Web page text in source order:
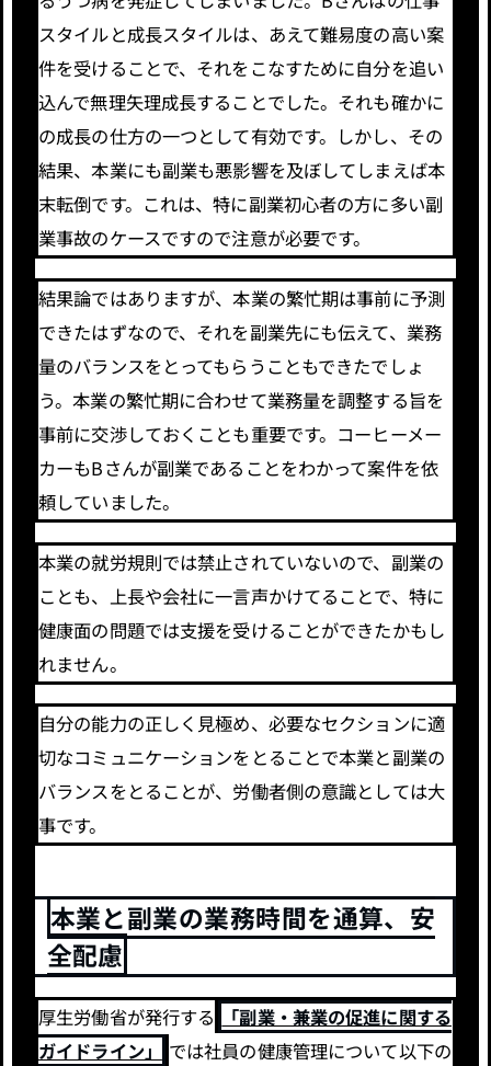
スタイルと成長スタイルは、あえて難易度の高い案
件を受けることで、それをこなすために自分を追い
込んで無理矢理成長することでした。それも確かに
の成長の仕方の一つとして有効です。しかし、その
結果、本業にも副業も悪影響を及ぼしてしまえば本
末転倒です。これは、特に副業初心者の方に多い副
業事故のケースですので注意が必要です。
結果論ではありますが、本業の繁忙期は事前に予測
できたはずなので、それを副業先にも伝えて、業務
量のバランスをとってもらうこともできたでしょ
う。本業の繁忙期に合わせて業務量を調整する旨を
事前に交渉しておくことも重要です。コーヒーメー
カーもBさんが副業であることをわかって案件を依
頼していました。
本業の就労規則では禁止されていないので、副業の
ことも、上長や会社に一言声かけてることで、特に
健康面の問題では支援を受けることができたかもし
れません。
自分の能力の正しく見極め、必要なセクションに適
切なコミュニケーションをとることで本業と副業の
バランスをとることが、労働者側の意識としては大
事です。
本業と副業の業務時間を通算、安
全配慮
厚生労働省が発行する
「副業・兼業の促進に関する
ガイドライン」
では社員の健康管理について以下の